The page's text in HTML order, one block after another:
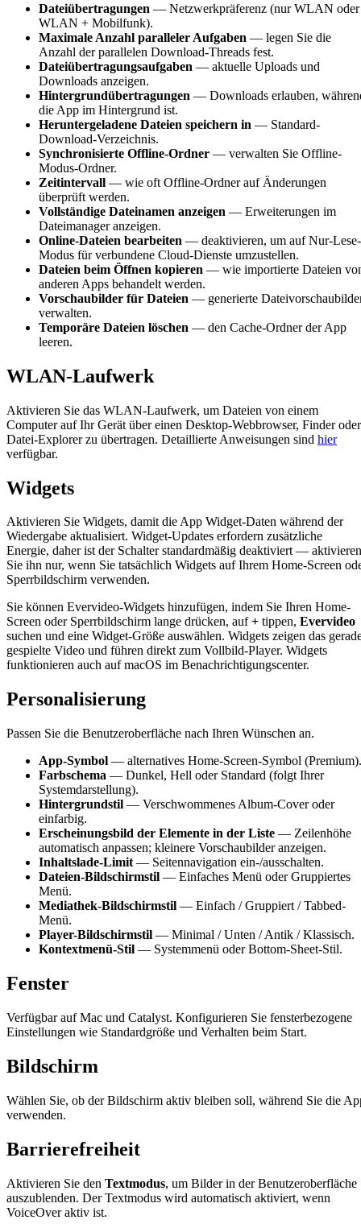
Dateiübertragungen — Netzwerkpräferenz (nur WLAN oder
WLAN + Mobilfunk).
Maximale Anzahl paralleler Aufgaben — legen Sie die
Anzahl der parallelen Download-Threads fest.
Dateiübertragungsaufgaben — aktuelle Uploads und
Downloads anzeigen.
Hintergrundübertragungen — Downloads erlauben,
die App im Hintergrund ist.
Heruntergeladene Dateien speichern in — Standard-
Download-Verzeichnis.
Synchronisierte Offline-Ordner — verwalten Sie Offline-
Modus-Ordner.
Zeitintervall — wie oft Offline-Ordner auf Änderungen
überprüft werden.
Vollständige Dateinamen anzeigen — Erweiterungen im
Dateimanager anzeigen.
Online-Dateien bearbeiten — deaktivieren, um auf Nur-Lese-
Modus für verbundene Cloud-Dienste umzustellen.
Dateien beim Öffnen kopieren — wie importierte Dateien
anderen Apps behandelt werden.
Vorschaubilder für Dateien — generierte
verwalten.
Temporäre Dateien löschen — den Cache-Ordner der App
leeren.
WLAN-Laufwerk
Aktivieren Sie das WLAN-Laufwerk, um Dateien von einem
Computer auf Ihr Gerät über einen Desktop-Webbrowser, Finder oder
Datei-Explorer zu übertragen. Detaillierte Anweisungen sind hier
verfügbar.
Widgets
Aktivieren Sie Widgets, damit die App Widget-Daten während der
Wiedergabe aktualisiert. Widget-Updates erfordern zusätzliche
Energie, daher ist der Schalter standardmäßig deaktiviert — aktivieren
Sie ihn nur, wenn Sie tatsächlich Widgets auf Ihrem Home-Screen
Sperrbildschirm verwenden.
Sie können Evervideo-Widgets hinzufügen, indem Sie Ihren Home-
Screen oder Sperrbildschirm lange drücken, auf+ tippen, Evervideo
suchen und eine Widget-Größe auswählen. Widgets zeigen das
gespielte Video und führen direkt zum Vollbild-Player. Widgets
funktionieren auch auf macOS im Benachrichtigungscenter.
Personalisierung
Passen Sie die Benutzeroberfläche nach Ihren Wünschen an.
App-Symbol — alternatives Home-Screen-Symbol (Premium).
Farbschema — Dunkel, Hell oder Standard (folgt Ihrer
Systemdarstellung).
Hintergrundstil — Verschwommenes Album-Cover oder
einfarbig.
Erscheinungsbild der Elemente in der Liste — Zeilenhöhe
automatisch anpassen; kleinere Vorschaubilder anzeigen.
Inhaltslade-Limit — Seitennavigation ein-/ausschalten.
Dateien-Bildschirmstil — Einfaches Menü oder Gruppiertes
Menü.
Mediathek-Bildschirmstil — Einfach / Gruppiert / Tabbed-
Menü.
Player-Bildschirmstil — Minimal / Unten / Antik / Klassisch.
Kontextmenü-Stil — Systemmenü oder Bottom-Sheet-Stil.
Fenster
Verfügbar auf Mac und Catalyst. Konfigurieren Sie fensterbezogene
Einstellungen wie Standardgröße und Verhalten beim Start.
Bildschirm
Wählen Sie, ob der Bildschirm aktiv bleiben soll, während Sie die
verwenden.
Barrierefreiheit
Aktivieren Sie den Textmodus, um Bilder in der Benutzeroberfläche
auszublenden. Der Textmodus wird automatisch aktiviert, wenn
VoiceOver aktiv ist.